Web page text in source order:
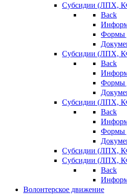
Субсидии (ЛПХ,
Back
Формы
Субсидии (ЛПХ,
Back
Формы
Субсидии (ЛПХ,
Back
Формы
Субсидии (ЛПХ,
Субсидии (ЛПХ,
Back
Волонтерское движение